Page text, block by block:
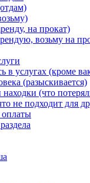
на прокат)
возьму на
в услугах (кроме
(разыскивается)
находки (что
не подходит для